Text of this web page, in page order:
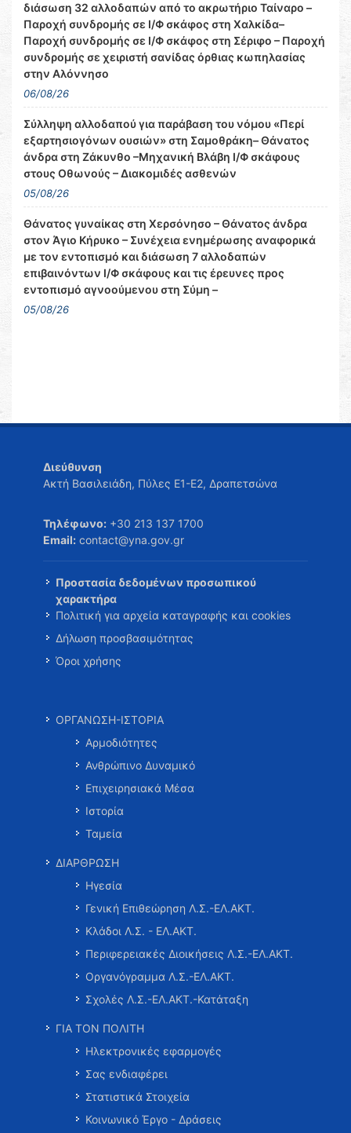
διάσωση 32 αλλοδαπών από το ακρωτήριο Ταίναρο –
Παροχή συνδρομής σε Ι/Φ σκάφος στη Χαλκίδα–
Παροχή συνδρομής σε Ι/Φ σκάφος στη Σέριφο – Παροχή
συνδρομής σε χειριστή σανίδας όρθιας κωπηλασίας
στην Αλόννησο
06/08/26
Σύλληψη αλλοδαπού για παράβαση του νόμου «Περί
εξαρτησιογόνων ουσιών» στη Σαμοθράκη– Θάνατος
άνδρα στη Ζάκυνθο –Μηχανική Βλάβη Ι/Φ σκάφους
στους Οθωνούς – Διακομιδές ασθενών
05/08/26
Θάνατος γυναίκας στη Χερσόνησο – Θάνατος άνδρα
στον Άγιο Κήρυκο – Συνέχεια ενημέρωσης αναφορικά
με τον εντοπισμό και διάσωση 7 αλλοδαπών
επιβαινόντων Ι/Φ σκάφους και τις έρευνες προς
εντοπισμό αγνοούμενου στη Σύμη –
05/08/26
Διεύθυνση
Ακτή Βασιλειάδη, Πύλες Ε1-Ε2, Δραπετσώνα
Τηλέφωνο: +30 213 137 1700
Email: contact@yna.gov.gr
Προστασία δεδομένων προσωπικού
χαρακτήρα
Πολιτική για αρχεία καταγραφής και cookies
Δήλωση προσβασιμότητας
Όροι χρήσης
ΟΡΓΑΝΩΣΗ-ΙΣΤΟΡΙΑ
Αρμοδιότητες
Ανθρώπινο Δυναμικό
Επιχειρησιακά Μέσα
Ιστορία
Ταμεία
ΔΙΑΡΘΡΩΣΗ
Ηγεσία
Γενική Επιθεώρηση Λ.Σ.-ΕΛ.ΑΚΤ.
Κλάδοι Λ.Σ. - ΕΛ.ΑΚΤ.
Περιφερειακές Διοικήσεις Λ.Σ.-ΕΛ.ΑΚΤ.
Οργανόγραμμα Λ.Σ.-ΕΛ.ΑΚΤ.
Σχολές Λ.Σ.-ΕΛ.ΑΚΤ.-Κατάταξη
ΓΙΑ ΤΟΝ ΠΟΛΙΤΗ
Ηλεκτρονικές εφαρμογές
Σας ενδιαφέρει
Στατιστικά Στοιχεία
Κοινωνικό Έργο - Δράσεις